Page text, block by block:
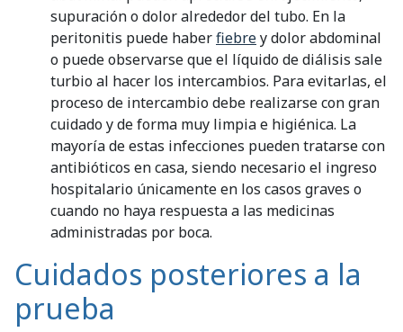
supuración o dolor alrededor del tubo. En la
peritonitis puede haberfiebrey dolor abdominal
o puede observarse que el líquido de diálisis sale
turbio al hacer los intercambios. Para evitarlas, el
proceso de intercambio debe realizarse con gran
cuidado y de forma muy limpia e higiénica. La
mayoría de estas infecciones pueden tratarse con
antibióticos en casa, siendo necesario el ingreso
hospitalario únicamente en los casos graves o
cuando no haya respuesta a las medicinas
administradas por boca.
Cuidados posteriores a la
prueba